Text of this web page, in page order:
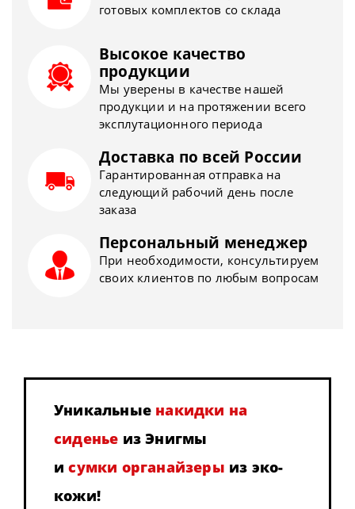
готовых комплектов со склада
Высокое качество
продукции
Мы уверены в качестве нашей
продукции и на протяжении всего
эксплутационного периода
Доставка по всей России
Гарантированная отправка на
следующий рабочий день после
заказа
Персональный менеджер
При необходимости, консультируем
своих клиентов по любым вопросам
Уникальные накидки на
сиденье из Энигмы
исумки органайзеры из эко-
кожи!